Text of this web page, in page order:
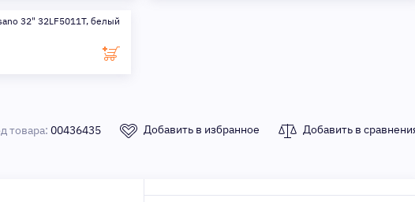
32" 32LF5011T, белый
товара: 00436435 Добавить в избранное Добавить в